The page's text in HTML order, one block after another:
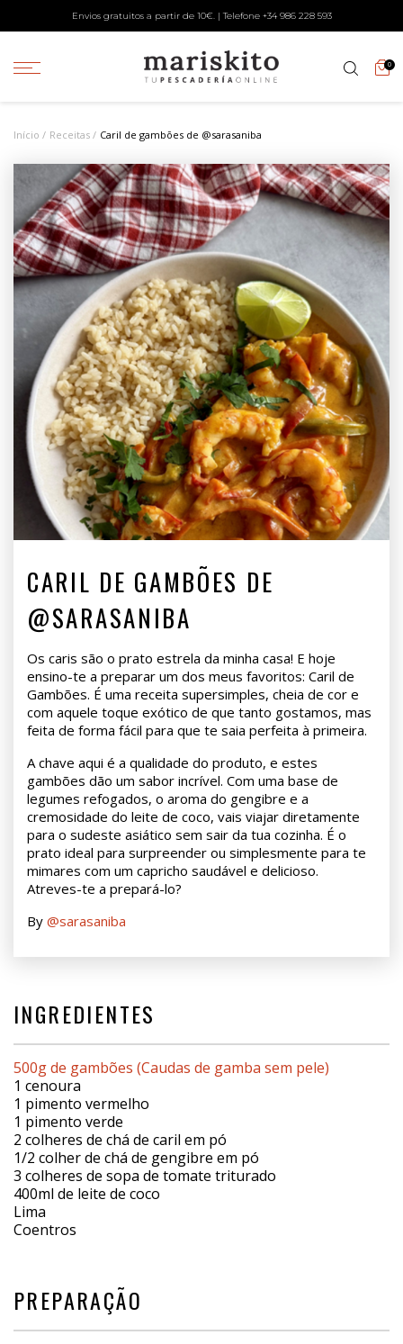
Envios gratuitos a partir de 10€. | Telefone +34 986 228 593
0
Início Receitas Caril de gambões de @sarasaniba
CARIL DE GAMBÕES DE
@SARASANIBA
Os caris são o prato estrela da minha casa! E hoje
ensino-te a preparar um dos meus favoritos: Caril de
Gambões. É uma receita supersimples, cheia de cor e
com aquele toque exótico de que tanto gostamos, mas
feita de forma fácil para que te saia perfeita à primeira.
A chave aqui é a qualidade do produto, e estes
gambões dão um sabor incrível. Com uma base de
legumes refogados, o aroma do gengibre e a
cremosidade do leite de coco, vais viajar diretamente
para o sudeste asiático sem sair da tua cozinha. É o
prato ideal para surpreender ou simplesmente para te
mimares com um capricho saudável e delicioso.
Atreves-te a prepará-lo?
By @sarasaniba
INGREDIENTES
500g de gambões (Caudas de gamba sem pele)
1 cenoura
1 pimento vermelho
1 pimento verde
2 colheres de chá de caril em pó
1/2 colher de chá de gengibre em pó
3 colheres de sopa de tomate triturado
400ml de leite de coco
Lima
Coentros
PREPARAÇÃO